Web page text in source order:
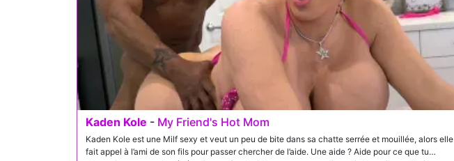
Kaden Kole - My Friend's Hot Mom
Kaden Kole est une Milf sexy et veut un peu de bite dans sa chatte serrée et mouillée, alors elle
fait appel à l’ami de son fils pour passer chercher de l’aide. Une aide ? Aide pour ce que tu